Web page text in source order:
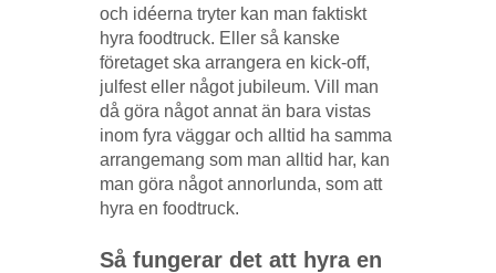
och idéerna tryter kan man faktiskt
hyra foodtruck. Eller så kanske
företaget ska arrangera en kick-off,
julfest eller något jubileum. Vill man
då göra något annat än bara vistas
inom fyra väggar och alltid ha samma
arrangemang som man alltid har, kan
man göra något annorlunda, som att
hyra en foodtruck.
Så fungerar det att hyra en